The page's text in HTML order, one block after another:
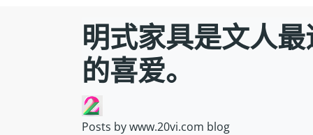
明式家具是文人
的喜爱。
Posts by www.20vi.com blog